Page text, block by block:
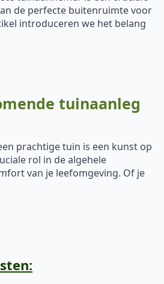
de perfecte buitenruimte voor
introduceren we het belang
tuinaanleg
prachtige tuin is een kunst op
rol in de algehele
van je leefomgeving. Of je